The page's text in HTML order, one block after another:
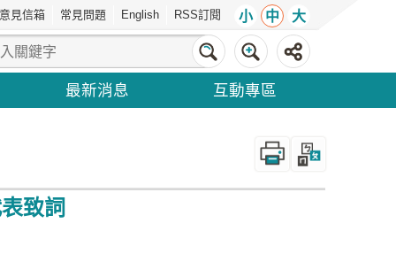
意見信箱 常見問題 English RSS訂閱 小 中 大
最新消息 互動專區
_
致詞